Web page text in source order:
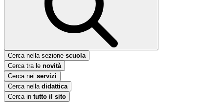
Cerca nella sezione scuola
Cerca tra le novità
Cerca nei servizi
Cerca nella didattica
Cerca in tutto il sito